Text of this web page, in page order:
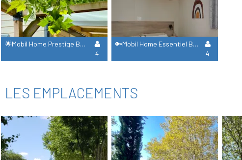
🌟Mobil Home Prestige Bahia Spa !! Climatisation + Lave Vaisselle,Plancha, Sèche Cheveux, Volets.
4
🔑Mobil Home Essentiel Bahia
4
LES EMPLACEMENTS